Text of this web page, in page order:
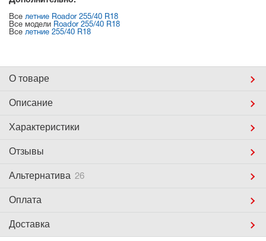
Все летние Roador 255/40 R18
Все модели Roador 255/40 R18
Все летние 255/40 R18
О товаре
Описание
Характеристики
Отзывы
Альтернатива 26
Оплата
Доставка